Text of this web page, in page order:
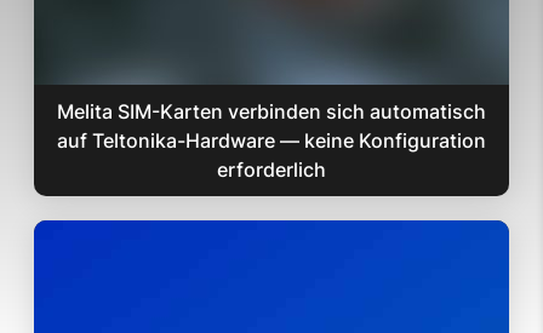
Melita SIM-Karten verbinden sich automatisch
auf Teltonika-Hardware — keine Konfiguration
erforderlich